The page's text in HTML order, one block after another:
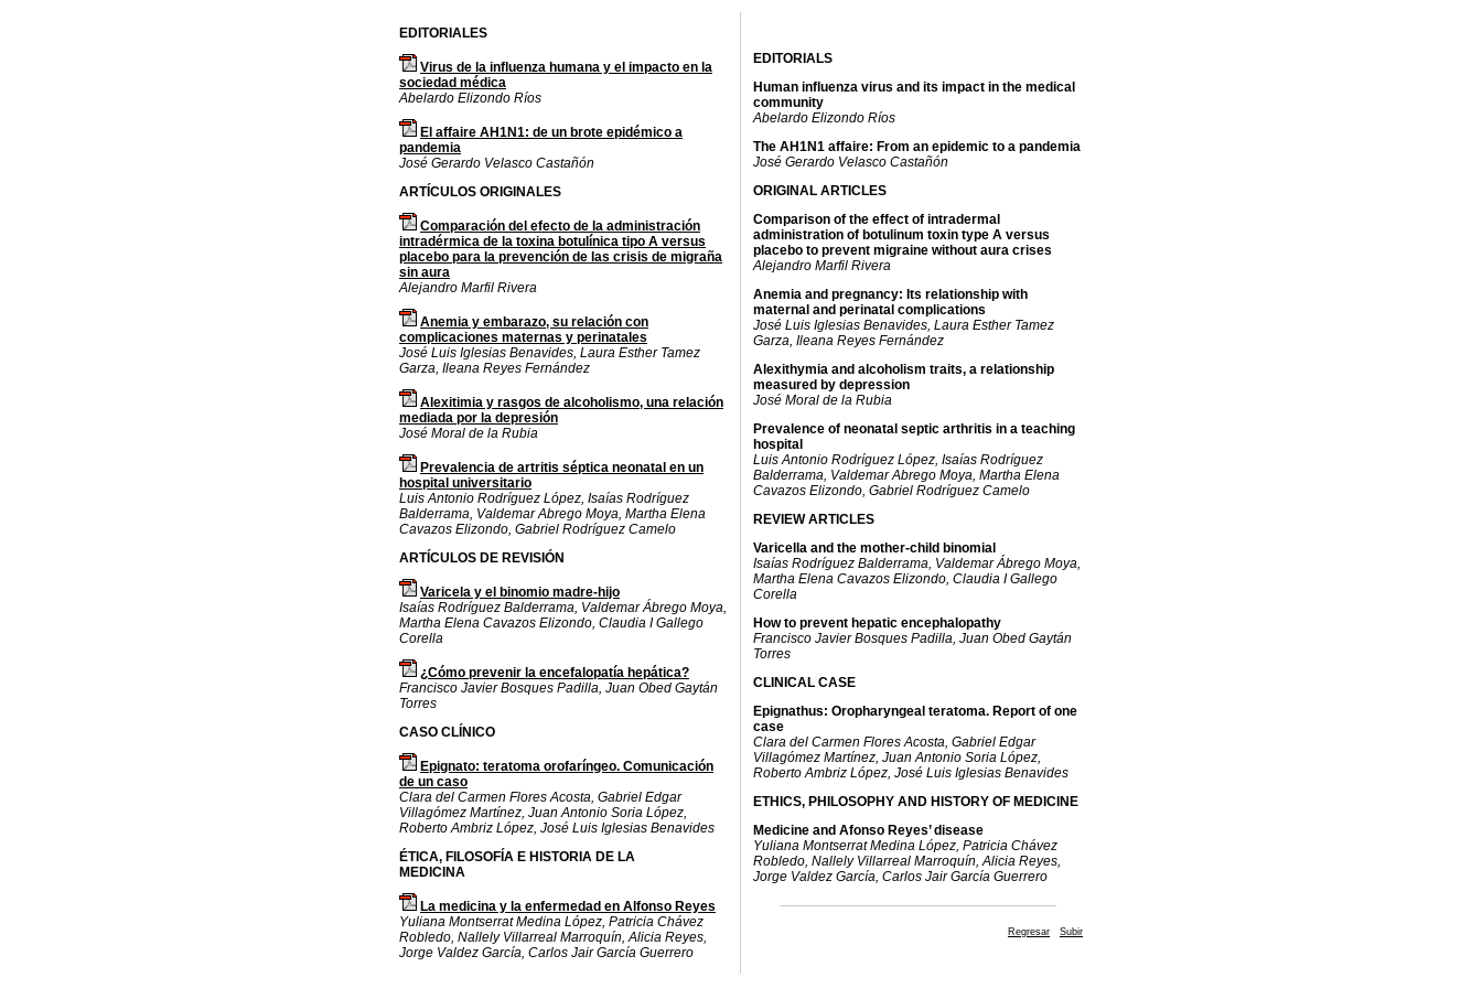
EDITORIALES
Virus de la influenza humana y el impacto en la
sociedad médica
Abelardo Elizondo Ríos
El affaire AH1N1: de un brote epidémico a
pandemia
José Gerardo Velasco Castañón
ARTÍCULOS ORIGINALES
Comparación del efecto de la administración
intradérmica de la toxina botulínica tipo A versus
placebo para la prevención de las crisis de migraña
sin aura
Alejandro Marfil Rivera
Anemia y embarazo, su relación con
complicaciones maternas y perinatales
José Luis Iglesias Benavides, Laura Esther Tamez
Garza, Ileana Reyes Fernández
Alexitimia y rasgos de alcoholismo, una relación
mediada por la depresión
José Moral de la Rubia
Prevalencia de artritis séptica neonatal en un
hospital universitario
Luis Antonio Rodríguez López, Isaías Rodríguez
Balderrama, Valdemar Abrego Moya, Martha Elena
Cavazos Elizondo, Gabriel Rodríguez Camelo
ARTÍCULOS DE REVISIÓN
Varicela y el binomio madre-hijo
Isaías Rodríguez Balderrama, Valdemar Ábrego Moya,
Martha Elena Cavazos Elizondo, Claudia I Gallego
Corella
¿Cómo prevenir la encefalopatía hepática?
Francisco Javier Bosques Padilla, Juan Obed Gaytán
Torres
CASO CLÍNICO
Epignato: teratoma orofaríngeo. Comunicación
de un caso
Clara del Carmen Flores Acosta, Gabriel Edgar
Villagómez Martínez, Juan Antonio Soria López,
Roberto Ambriz López, José Luis Iglesias Benavides
ÉTICA, FILOSOFÍA E HISTORIA DE LA
MEDICINA
La medicina y la enfermedad en Alfonso Reyes
Yuliana Montserrat Medina López, Patricia Chávez
Robledo, Nallely Villarreal Marroquín, Alicia Reyes,
Jorge Valdez García, Carlos Jair García Guerrero
EDITORIALS
Human influenza virus and its impact in the medical
community
Abelardo Elizondo Ríos
The AH1N1 affaire: From an epidemic to a pandemia
José Gerardo Velasco Castañón
ORIGINAL ARTICLES
Comparison of the effect of intradermal
administration of botulinum toxin type A versus
placebo to prevent migraine without aura crises
Alejandro Marfil Rivera
Anemia and pregnancy: Its relationship with
maternal and perinatal complications
José Luis Iglesias Benavides, Laura Esther Tamez
Garza, Ileana Reyes Fernández
Alexithymia and alcoholism traits, a relationship
measured by depression
José Moral de la Rubia
Prevalence of neonatal septic arthritis in a teaching
hospital
Luis Antonio Rodríguez López, Isaías Rodríguez
Balderrama, Valdemar Abrego Moya, Martha Elena
Cavazos Elizondo, Gabriel Rodríguez Camelo
REVIEW ARTICLES
Varicella and the mother-child binomial
Isaías Rodríguez Balderrama, Valdemar Ábrego Moya,
Martha Elena Cavazos Elizondo, Claudia I Gallego
Corella
How to prevent hepatic encephalopathy
Francisco Javier Bosques Padilla, Juan Obed Gaytán
Torres
CLINICAL CASE
Epignathus: Oropharyngeal teratoma. Report of one
case
Clara del Carmen Flores Acosta, Gabriel Edgar
Villagómez Martínez, Juan Antonio Soria López,
Roberto Ambriz López, José Luis Iglesias Benavides
ETHICS, PHILOSOPHY AND HISTORY OF MEDICINE
Medicine and Afonso Reyes’ disease
Yuliana Montserrat Medina López, Patricia Chávez
Robledo, Nallely Villarreal Marroquín, Alicia Reyes,
Jorge Valdez García, Carlos Jair García Guerrero
Regresar Subir